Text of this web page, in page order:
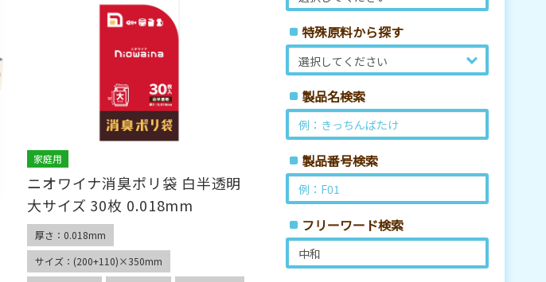
家庭用
ニオワイナ消臭ポリ袋 白半透明
大サイズ 30枚 0.018mm
厚さ：0.018mm
サイズ：(200+110)×350mm
特殊原料から探す
製品名検索
製品番号検索
フリーワード検索